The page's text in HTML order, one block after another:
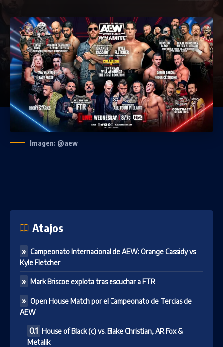
Imagen: @aew
Atajos
Campeonato Internacional de AEW: Orange Cassidy vs
Kyle Fletcher
Mark Briscoe explota tras escuchar a FTR
Open House Match por el Campeonato de Tercias de
AEW
House of Black (c) vs. Blake Christian, AR Fox &
Metalik